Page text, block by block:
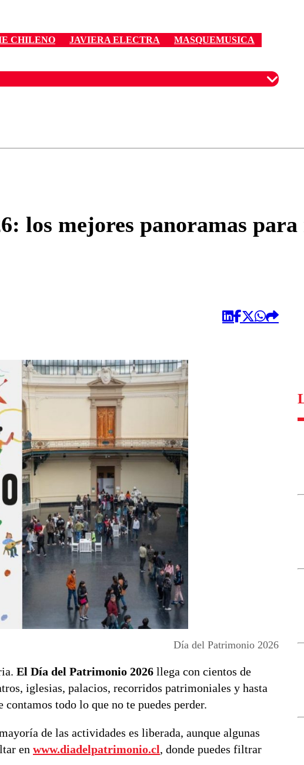
CHILENO JAVIERA ELECTRA
MASQUEMUSICA
los mejores panoramas
Día del Patrimonio 2026
El Día del Patrimonio 2026 llega con cientos de
iglesias, palacios, recorridos patrimoniales y hasta
todo lo que no te puedes perder.
de las actividades es liberada, aunque algunas
en www.diadelpatrimonio.cl, donde puedes filtrar